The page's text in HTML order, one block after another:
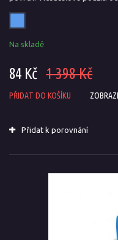
Na skladě
84 Kč 1 398 Kč
PŘIDAT DO KOŠÍKU
Přidat k porovnání